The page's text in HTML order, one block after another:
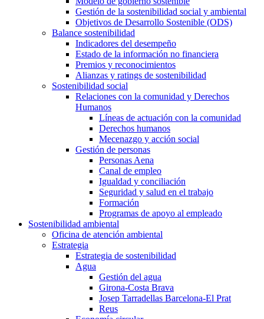
Gestión de la sostenibilidad social y ambiental
Objetivos de Desarrollo Sostenible (ODS)
Balance sostenibilidad
Indicadores del desempeño
Estado de la información no financiera
Premios y reconocimientos
Alianzas y ratings de sostenibilidad
Sostenibilidad social
Relaciones con la comunidad y Derechos
Humanos
Líneas de actuación con la comunidad
Derechos humanos
Mecenazgo y acción social
Gestión de personas
Personas Aena
Canal de empleo
Igualdad y conciliación
Seguridad y salud en el trabajo
Formación
Programas de apoyo al empleado
Sostenibilidad ambiental
Oficina de atención ambiental
Estrategia
Estrategia de sostenibilidad
Agua
Gestión del agua
Girona-Costa Brava
Josep Tarradellas Barcelona-El Prat
Reus